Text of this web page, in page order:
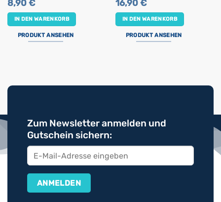
8,90€
IN DEN WARENKORB
PRODUKT ANSEHEN
16,90€
IN DEN WARENKORB
PRODUKT ANSEHEN
Zum Newsletter anmelden und
Gutschein sichern: